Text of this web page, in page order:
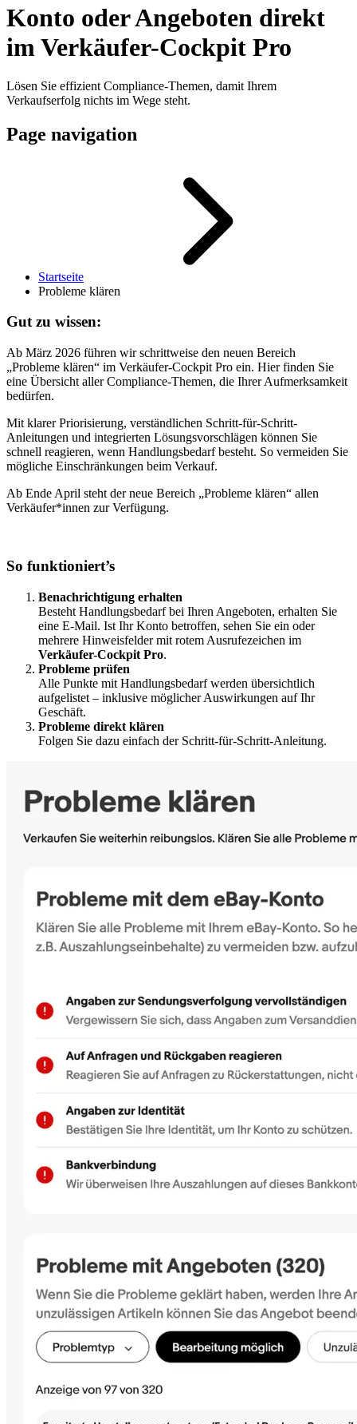
Konto oder Angeboten direkt
im Verkäufer-Cockpit Pro
Lösen Sie effizient Compliance-Themen, damit Ihrem
Verkaufserfolg nichts im Wege steht.
Page navigation
Startseite
Probleme klären
Gut zu wissen:
Ab März 2026 führen wir schrittweise den neuen Bereich
„Probleme klären“ im Verkäufer-Cockpit Pro ein. Hier finden Sie
eine Übersicht aller Compliance-Themen, die Ihrer Aufmerksamkeit
bedürfen.
Mit klarer Priorisierung, verständlichen Schritt-für-Schritt-
Anleitungen und integrierten Lösungsvorschlägen können Sie
schnell reagieren, wenn Handlungsbedarf besteht. So vermeiden Sie
mögliche Einschränkungen beim Verkauf.
Ab Ende April steht der neue Bereich „Probleme klären“ allen
Verkäufer*innen zur Verfügung.
So funktioniert’s
Benachrichtigung erhalten
Besteht Handlungsbedarf bei Ihren Angeboten, erhalten Sie
eine E-Mail. Ist Ihr Konto betroffen, sehen Sie ein oder
mehrere Hinweisfelder mit rotem Ausrufezeichen im
Verkäufer-Cockpit Pro.
Probleme prüfen
Alle Punkte mit Handlungsbedarf werden übersichtlich
aufgelistet – inklusive möglicher Auswirkungen auf Ihr
Geschäft.
Probleme direkt klären
Folgen Sie dazu einfach der Schritt-für-Schritt-Anleitung.